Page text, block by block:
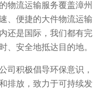
流运输服务覆盖漳州
、便捷的大件物流运输
还是国际，我们都有完
、安全地抵达目的地。
积极倡导环保意识，
排放，致力于可持续发